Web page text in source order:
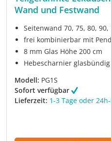
Wand und Festwand
Seitenwand 70, 75, 80,
frei kombinierbar mit
8 mm Glas Höhe 200 cm
Hebescharnier
Modell: PG1S
Sofort verfügbar
Lieferzeit: 1-3 Tage oder